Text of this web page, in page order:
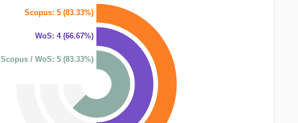
Scopus: 5 (83.33%)
WoS: 4 (66.67%)
Scopus / WoS: 5 (83.33%)